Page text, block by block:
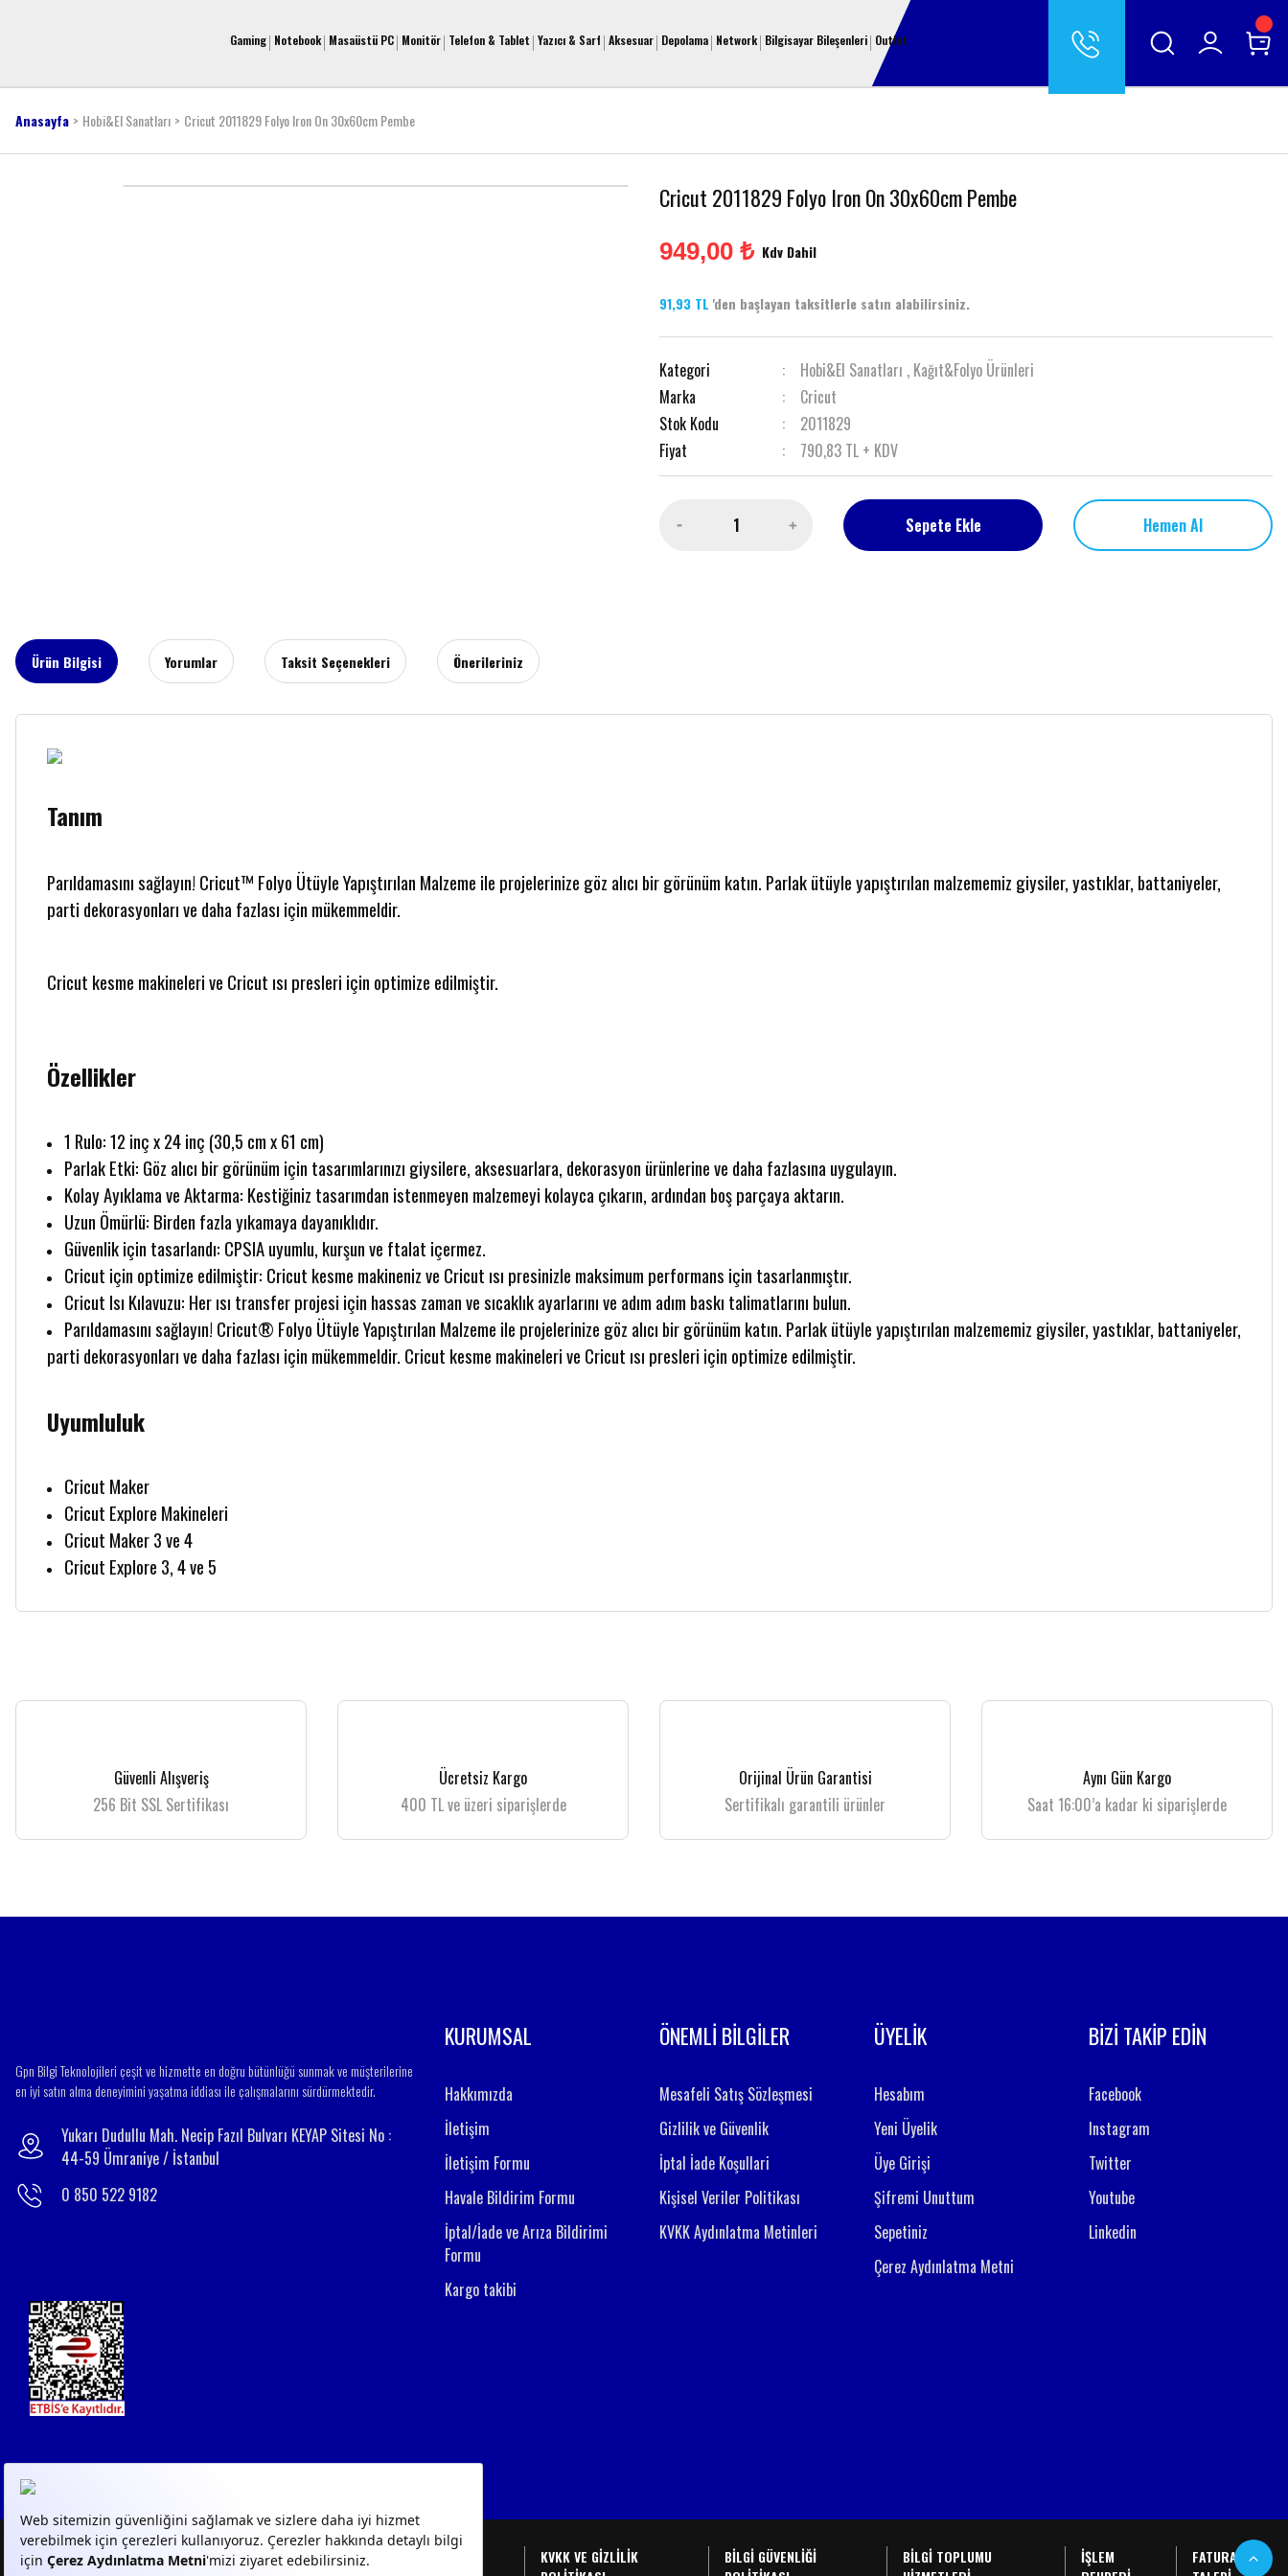
Gaming Notebook Masaüstü PC Monitör Telefon & Tablet Yazıcı & Sarf Aksesuar Depolama Network Bilgisayar Bileşenleri Outlet
Anasayfa Hobi&El Sanatları Cricut 2011829 Folyo Iron On 30x60cm Pembe
Cricut 2011829 Folyo Iron On 30x60cm Pembe
949,00 ₺ Kdv Dahil
91,93 TL 'den başlayan taksitlerle satın alabilirsiniz.
Kategori Hobi&El Sanatları , Kağıt&Folyo Ürünleri
Marka
Cricut
Stok Kodu
2011829
Fiyat
790,83 TL + KDV
Sepete Ekle Hemen Al
Ürün Bilgisi Yorumlar Taksit Seçenekleri Önerileriniz
Tanım
Parıldamasını sağlayın! Cricut™ Folyo Ütüyle Yapıştırılan Malzeme ile projelerinize göz alıcı bir görünüm katın. Parlak ütüyle yapıştırılan malzememiz giysiler, yastıklar, battaniyeler,
parti dekorasyonları ve daha fazlası için mükemmeldir.
Cricut kesme makineleri ve Cricut ısı presleri için optimize edilmiştir.
Özellikler
1 Rulo: 12 inç x 24 inç (30,5 cm x 61 cm)
Parlak Etki: Göz alıcı bir görünüm için tasarımlarınızı giysilere, aksesuarlara, dekorasyon ürünlerine ve daha fazlasına uygulayın.
Kolay Ayıklama ve Aktarma: Kestiğiniz tasarımdan istenmeyen malzemeyi kolayca çıkarın, ardından boş parçaya aktarın.
Uzun Ömürlü: Birden fazla yıkamaya dayanıklıdır.
Güvenlik için tasarlandı: CPSIA uyumlu, kurşun ve ftalat içermez.
Cricut için optimize edilmiştir: Cricut kesme makineniz ve Cricut ısı presinizle maksimum performans için tasarlanmıştır.
Cricut Isı Kılavuzu: Her ısı transfer projesi için hassas zaman ve sıcaklık ayarlarını ve adım adım baskı talimatlarını bulun.
Parıldamasını sağlayın! Cricut® Folyo Ütüyle Yapıştırılan Malzeme ile projelerinize göz alıcı bir görünüm katın. Parlak ütüyle yapıştırılan malzememiz giysiler, yastıklar, battaniyeler,
parti dekorasyonları ve daha fazlası için mükemmeldir. Cricut kesme makineleri ve Cricut ısı presleri için optimize edilmiştir.
Uyumluluk
Cricut Maker
Cricut Explore Makineleri
Cricut Maker 3 ve 4
Cricut Explore 3, 4 ve 5
Görüş ve önerileriniz için teşekkür ederiz.
Ürün açıklamasında eksik bilgiler bulunuyor.
Ürün bilgilerinde hatalar bulunuyor.
Güvenli Alışveriş
256 Bit SSL Sertifikası
Ücretsiz Kargo
400 TL ve üzeri siparişlerde
Orijinal Ürün Garantisi
Sertifikalı garantili ürünler
Aynı Gün Kargo
Saat 16:00’a kadar ki siparişlerde
Gpn Bilgi Teknolojileri çeşit ve hizmette en doğru bütünlüğü sunmak ve müşterilerine
en iyi satın alma deneyimini yaşatma iddiası ile çalışmalarını sürdürmektedir.
Yukarı Dudullu Mah. Necip Fazıl Bulvarı KEYAP Sitesi No :
44-59 Ümraniye / İstanbul
0 850 522 9182
KURUMSAL
Hakkımızda
İletişim
İletişim Formu
Havale Bildirim Formu
İptal/İade ve Arıza Bildirimi
Formu
Kargo takibi
ÖNEMLİ BİLGİLER
Mesafeli Satış Sözleşmesi
Gizlilik ve Güvenlik
İptal İade Koşullari
Kişisel Veriler Politikası
KVKK Aydınlatma Metinleri
ÜYELİK
Hesabım
Yeni Üyelik
Üye Girişi
Şifremi Unuttum
Sepetiniz
Çerez Aydınlatma Metni
BİZİ TAKİP EDİN
Facebook
Instagram
Twitter
Youtube
Linkedin
© 2023GPN- Tüm Hakları
KVKK AYDINLATMA
KVKK BAŞVURU
KVKK VE GİZLİLİK
BİLGİ GÜVENLİĞİ
BİLGİ TOPLUMU
İŞLEM
FATURA